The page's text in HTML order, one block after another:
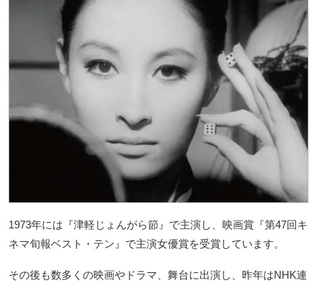
1973年には『津軽じょんがら節』で主演し、映画賞『第47回キ
ネマ旬報ベスト・テン』で主演女優賞を受賞しています。
その後も数多くの映画やドラマ、舞台に出演し、昨年はNHK連